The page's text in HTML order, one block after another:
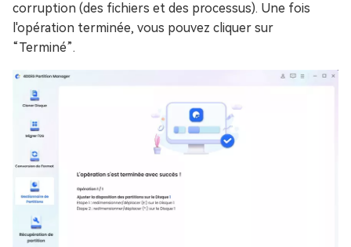
corruption (des fichiers et des processus). Une fois
l'opération terminée, vous pouvez cliquer sur
“Terminé”.